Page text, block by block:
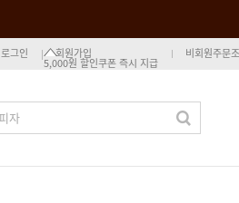
로그인 회원가입
5,000원 할인쿠폰 즉시 지급
비회원주문